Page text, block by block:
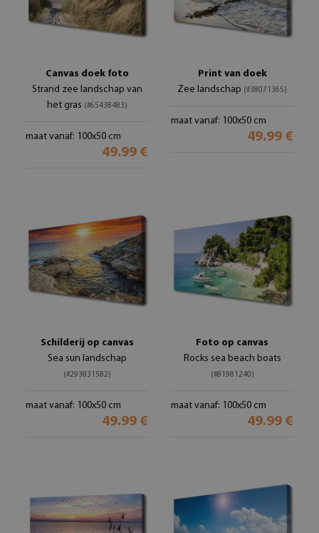
Canvas doek foto
Strand zee landschap van
het gras (#65438483)
maat vanaf: 100x50 cm
49.99 €
Print van doek
Zee landschap (#38071365)
maat vanaf: 100x50 cm
49.99 €
Schilderij op canvas
Sea sun landschap
(#293831582)
maat vanaf: 100x50 cm
49.99 €
Foto op canvas
Rocks sea beach boats
(#81981240)
maat vanaf: 100x50 cm
49.99 €